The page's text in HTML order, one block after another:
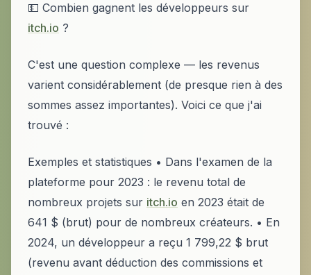
💵 Combien gagnent les développeurs sur
itch.io ?
C'est une question complexe — les revenus
varient considérablement (de presque rien à des
sommes assez importantes). Voici ce que j'ai
trouvé :
Exemples et statistiques • Dans l'examen de la
plateforme pour 2023 : le revenu total de
nombreux projets sur itch.io en 2023 était de
641 $ (brut) pour de nombreux créateurs. • En
2024, un développeur a reçu 1 799,22 $ brut
(revenu avant déduction des commissions et